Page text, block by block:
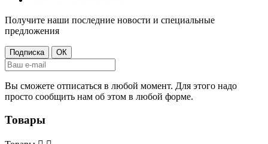
Получите наши последние новости и специальные
предложения
Вы сможете отписаться в любой момент. Для этого надо
просто сообщить нам об этом в любой форме.
Товары